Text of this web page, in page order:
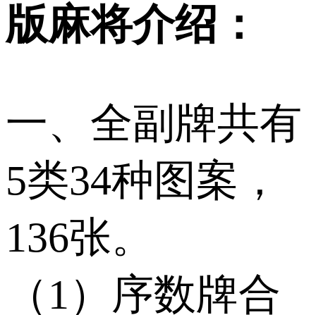
版麻将介绍：
一、全副牌共有
5类34种图案，
136张。
（1）序数牌合